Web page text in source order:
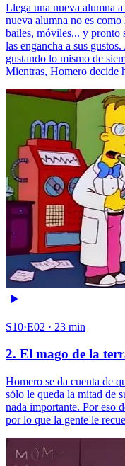
Llega una nueva alumna
nueva alumna no es como
bailes, móviles... y pronto
las engancha a sus
gustando lo mismo de
Mientras, Homero decide
S10·E02 · 23 min
2. El mago de la
Homero se da cuenta de
sólo le queda la mitad de
nada importante. Por eso
por lo que la gente le